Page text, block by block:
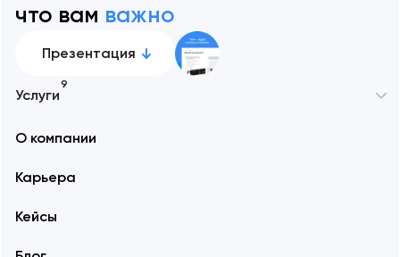
что вам важно
Презентация
Услуги
9
О компании
Карьера
Кейсы